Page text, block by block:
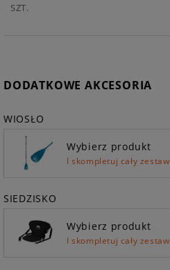
SZT.
DODATKOWE AKCESORIA
WIOSŁO
Wybierz produkt
I skompletuj cały zestaw
SIEDZISKO
Wybierz produkt
I skompletuj cały zestaw